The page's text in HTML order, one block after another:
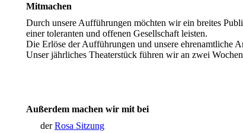
Mitmachen
Durch unsere Aufführungen möchten wir ein breites
einer toleranten und offenen Gesellschaft leisten.
Die Erlöse der Aufführungen und unsere ehrenamtliche
Unser jährliches Theaterstück führen wir an zwei
Außerdem machen wir mit bei
derRosa Sitzung